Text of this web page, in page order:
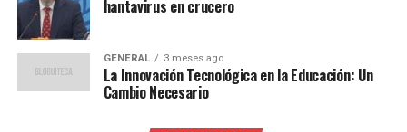
para demostrar su
capacidad en el escenario
internacional. La altitud de
El Alto es un factor que
hantavirus en crucero
GENERAL 3 meses ago
La Innovación Tecnológica en la Educación: Un
Cambio Necesario